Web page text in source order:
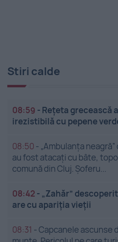
Stiri calde
08:59 - Rețeta grecească
irezistibilă cu pepene
08:50 - „Ambulanța
au fost atacați cu bâte,
comună din Cluj. Șoferu...
08:42 - „Zahăr”
are cu apariția vieții
08:31 -Capcanele ascunse